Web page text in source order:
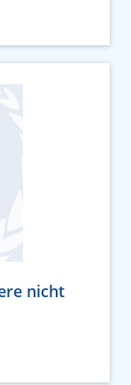
nicht